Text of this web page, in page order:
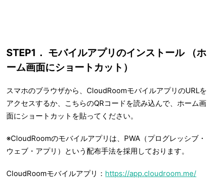
STEP1． モバイルアプリのインストール （ホ
ーム画面にショートカット）
スマホのブラウザから、CloudRoomモバイルアプリのURLを
アクセスするか、こちらのQRコードを読み込んで、ホーム画
面にショートカットを貼ってください。
※CloudRoomのモバイルアプリは、PWA（プログレッシブ・
ウェブ・アプリ）という配布手法を採用しております。
CloudRoomモバイルアプリ： https://app.cloudroom.me/